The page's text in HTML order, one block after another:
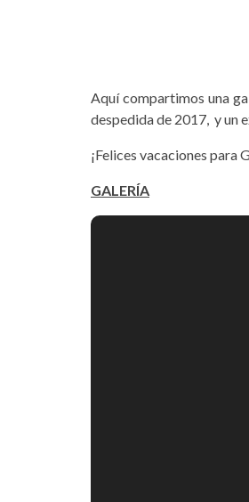
Aquí compartimos una
despedida de 2017, y un
¡Felices vacaciones para
GALERÍA